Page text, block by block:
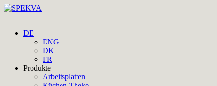
DE
ENG
DK
FR
Produkte
Arbeitsplatten